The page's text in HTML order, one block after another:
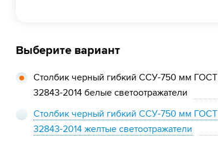
Выберите вариант
Столбик черный гибкий ССУ-750 мм ГОСТ
32843-2014 белые светоотражатели
Столбик черный гибкий ССУ-750 мм ГОСТ
32843-2014 желтые светоотражатели